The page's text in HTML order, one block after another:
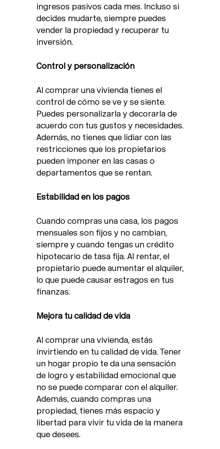
ingresos pasivos cada mes. Incluso si
decides mudarte, siempre puedes
vender la propiedad y recuperar tu
inversión.
Control y personalización
Al comprar una vivienda tienes el
control de cómo se ve y se siente.
Puedes personalizarla y decorarla de
acuerdo con tus gustos y necesidades.
Además, no tienes que lidiar con las
restricciones que los propietarios
pueden imponer en las casas o
departamentos que se rentan.
Estabilidad en los pagos
Cuando compras una casa, los pagos
mensuales son fijos y no cambian,
siempre y cuando tengas un crédito
hipotecario de tasa fija. Al rentar, el
propietario puede aumentar el alquiler,
lo que puede causar estragos en tus
finanzas.
Mejora tu calidad de vida
Al comprar una vivienda, estás
invirtiendo en tu calidad de vida. Tener
un hogar propio te da una sensación
de logro y estabilidad emocional que
no se puede comparar con el alquiler.
Además, cuando compras una
propiedad, tienes más espacio y
libertad para vivir tu vida de la manera
que desees.